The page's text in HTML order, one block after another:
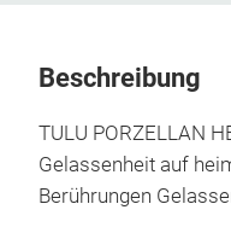
Beschreibung
TULU PORZELLAN
Gelassenheit auf
Berührungen